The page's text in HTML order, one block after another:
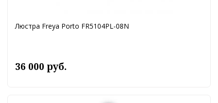
Люстра Freya Porto FR5104PL-08N
36 000 руб.